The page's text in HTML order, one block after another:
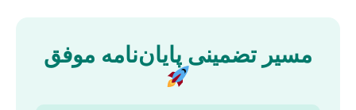
مسیر تضمینی پایان‌نامه موفق